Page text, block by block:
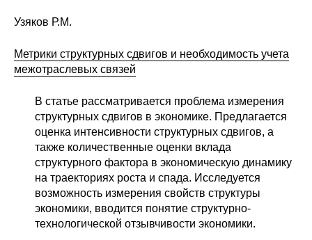
Ученый совет
Регулярные прогнозы
Квартальный прогноз
Краткосрочный прогноз
Оценка индекса промышленного
производства
Узяков Р.М.
Метрики структурных сдвигов и необходимость учета
межотраслевых связей
В статье рассматривается проблема измерения
структурных сдвигов в экономике. Предлагается
оценка интенсивности структурных сдвигов, а
также количественные оценки вклада
структурного фактора в экономическую динамику
на траекториях роста и спада. Исследуется
возможность измерения свойств структуры
экономики, вводится понятие структурно-
технологической отзывчивости экономики.